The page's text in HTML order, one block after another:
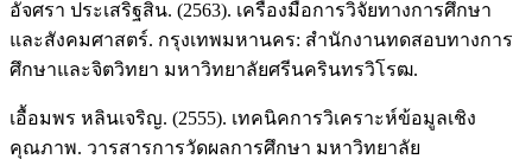
อัจศรา ประเสริฐสิน. (2563). เครื่องมือการวิจัยทางการศึกษา
และสังคมศาสตร์. กรุงเทพมหานคร: สำนักงานทดสอบทางการ
ศึกษาและจิตวิทยา มหาวิทยาลัยศรีนครินทรวิโรฒ.
เอื้อมพร หลินเจริญ. (2555). เทคนิคการวิเคราะห์ข้อมูลเชิง
คุณภาพ. วารสารการวัดผลการศึกษา มหาวิทยาลัย